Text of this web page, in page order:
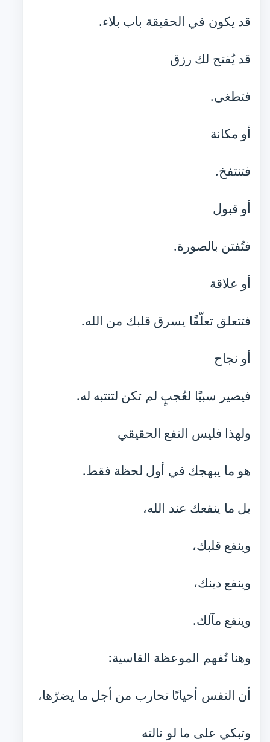
قد يكون في الحقيقة باب بلاء.
قد يُفتح لك رزق
فتطغى.
أو مكانة
فتنتفخ.
أو قبول
فتُفتن بالصورة.
أو علاقة
فتتعلق تعلّقًا يسرق قلبك من الله.
أو نجاح
فيصير سببًا لعُجبٍ لم تكن لتنتبه له.
ولهذا فليس النفع الحقيقي
هو ما يبهجك في أول لحظة فقط.
بل ما ينفعك عند الله،
وينفع قلبك،
وينفع دينك،
وينفع مآلك.
وهنا تُفهم الموعظة القاسية:
أن النفس أحيانًا تحارب من أجل ما يضرّها،
وتبكي على ما لو نالته